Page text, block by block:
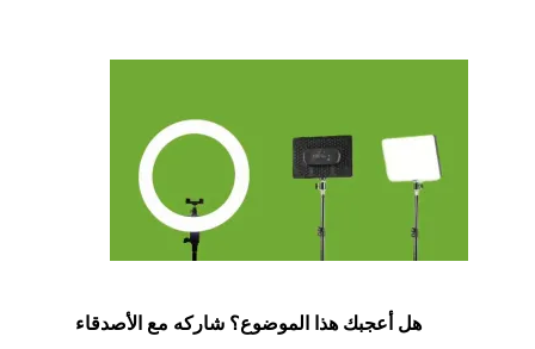
هل أعجبك هذا الموضوع؟ شاركه مع الأصدقاء